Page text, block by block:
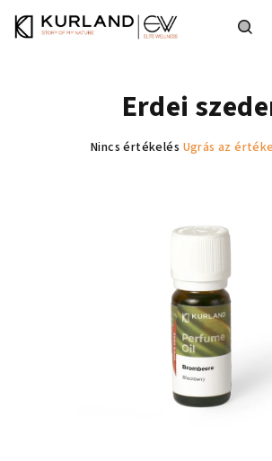
Erdei
A
Nincs értékelés Ugrás az